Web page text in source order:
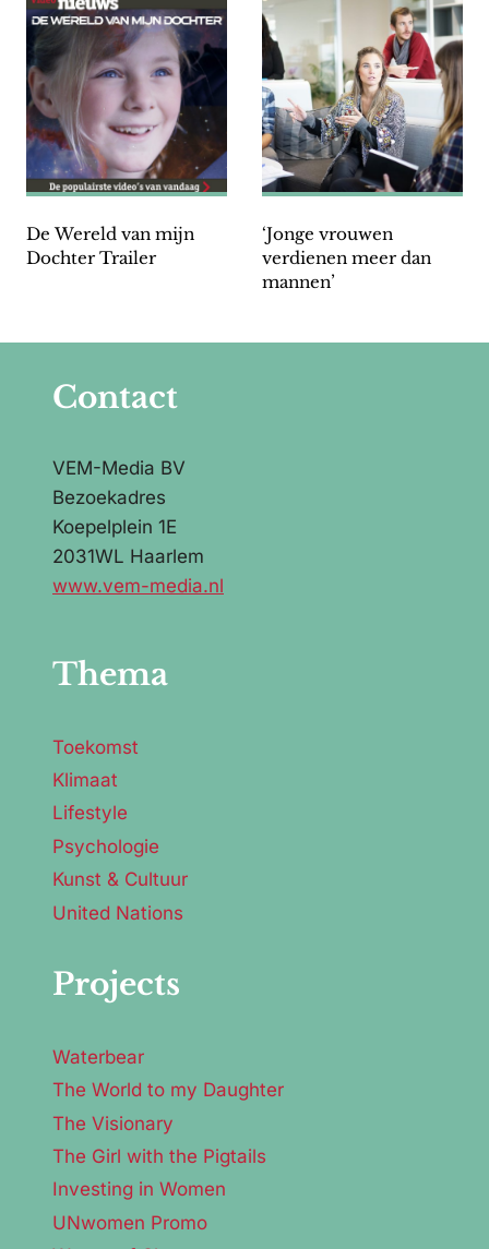
De Wereld van mijn
Dochter Trailer
‘Jonge vrouwen
verdienen meer dan
mannen’
Contact
VEM-Media BV
Bezoekadres
Koepelplein 1E
2031WL Haarlem
www.vem-media.nl
Thema
Toekomst
Klimaat
Lifestyle
Psychologie
Kunst & Cultuur
United Nations
Projects
Waterbear
The World to my Daughter
The Visionary
The Girl with the Pigtails
Investing in Women
UNwomen Promo